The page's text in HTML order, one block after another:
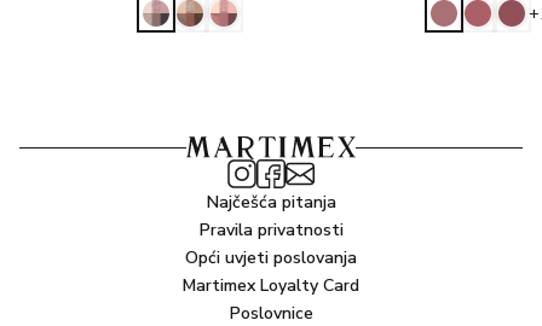
Najčešća pitanja
Pravila privatnosti
Opći uvjeti poslovanja
Martimex Loyalty Card
Poslovnice